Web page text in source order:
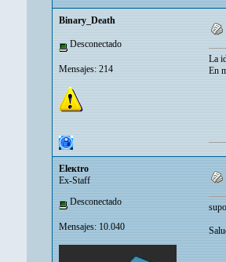
Binary_Death
Desconectado
Mensajes: 214
La
En
Eleкtro
Ex-Staff
Desconectado
Mensajes: 10.040